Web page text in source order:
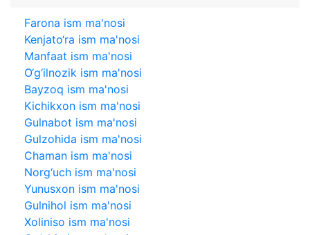
Farona ism ma'nosi
Kenjato‘ra ism ma'nosi
Manfaat ism ma'nosi
O‘g‘ilnozik ism ma'nosi
Bayzoq ism ma'nosi
Kichikxon ism ma'nosi
Gulnabot ism ma'nosi
Gulzohida ism ma'nosi
Chaman ism ma'nosi
Norg‘uch ism ma'nosi
Yunusxon ism ma'nosi
Gulnihol ism ma'nosi
Xoliniso ism ma'nosi